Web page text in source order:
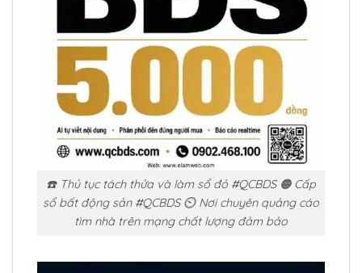
☎️ Thủ tục tách thửa và làm sổ đỏ #QCBDS 🟠 Cấp
sổ bất động sản #QCBDS ⏲️ Nơi chuyên quảng cáo
tìm nhà trên mạng chất lượng đảm bảo